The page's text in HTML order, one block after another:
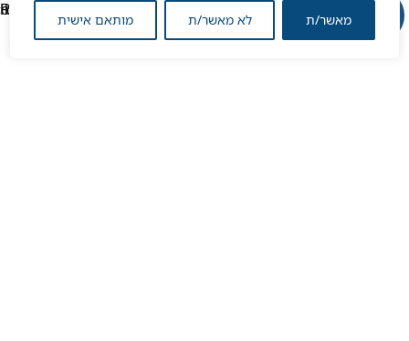
מותאם אישית לא מאשר/ת מאשר/ת